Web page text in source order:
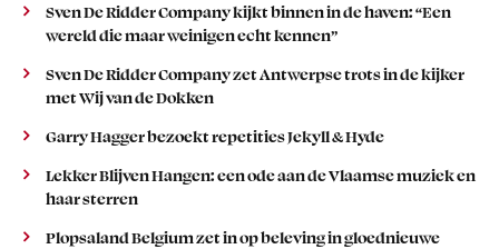
Sven De Ridder Company kijkt binnen in de haven: “Een
wereld die maar weinigen echt kennen”
Sven De Ridder Company zet Antwerpse trots in de kijker
met Wij van de Dokken
Garry Hagger bezoekt repetities Jekyll & Hyde
Lekker Blijven Hangen: een ode aan de Vlaamse muziek en
haar sterren
Plopsaland Belgium zet in op beleving in gloednieuwe